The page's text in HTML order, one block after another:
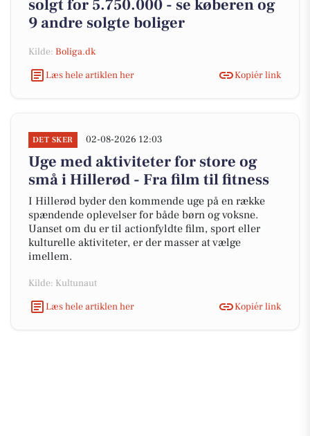
solgt for 5.750.000 - se køberen og
9 andre solgte boliger
Kilde: Boliga.dk
Læs hele artiklen her
Kopiér link
DET SKER 02-08-2026 12:03
Uge med aktiviteter for store og
små i Hillerød - Fra film til fitness
I Hillerød byder den kommende uge på en række
spændende oplevelser for både børn og voksne.
Uanset om du er til actionfyldte film, sport eller
kulturelle aktiviteter, er der masser at vælge
imellem.
Kilde: Kultunaut
Læs hele artiklen her
Kopiér link